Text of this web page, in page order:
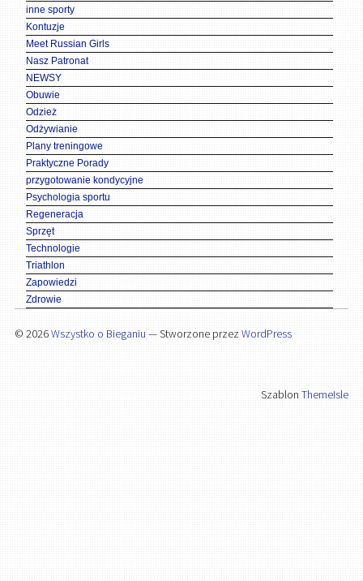
inne sporty
Kontuzje
Meet Russian Girls
Nasz Patronat
NEWSY
Obuwie
Odzież
Odżywianie
Plany treningowe
Praktyczne Porady
przygotowanie kondycyjne
Psychologia sportu
Regeneracja
Sprzęt
Technologie
Triathlon
Zapowiedzi
Zdrowie
© 2026Wszystko o Bieganiu — Stworzone przezWordPress
SzablonThemeIsle